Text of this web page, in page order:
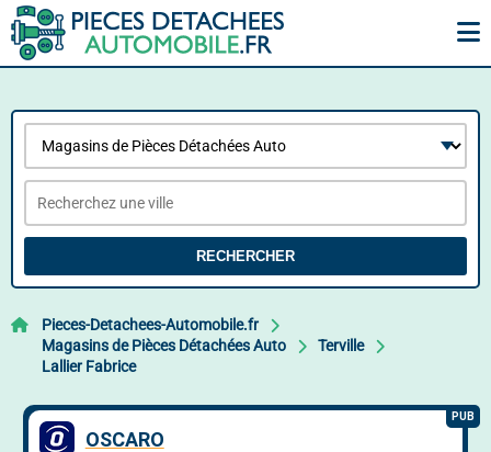
RECHERCHER
Pieces-Detachees-Automobile.fr
Magasins de Pièces Détachées Auto
Terville
Lallier Fabrice